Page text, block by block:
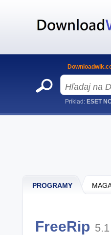
PROGRAMY
FreeRip 5.1
Príklad: ESET